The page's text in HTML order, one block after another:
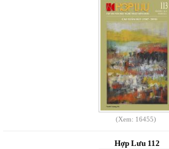
(Xem: 16455)
Hợp Lưu 112